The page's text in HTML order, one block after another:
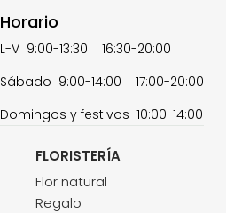
Horario
L-V 9:00-13:30 16:30-20:00
Sábado 9:00-14:00 17:00-20:00
Domingos y festivos 10:00-14:00
FLORISTERÍA
Flor natural
Regalo